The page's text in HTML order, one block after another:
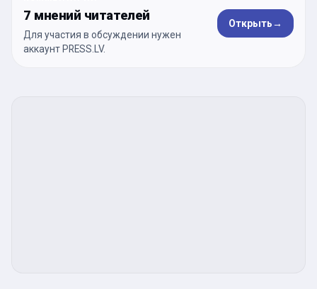
7 мнений читателей
Для участия в обсуждении нужен
аккаунт PRESS.LV.
Открыть→